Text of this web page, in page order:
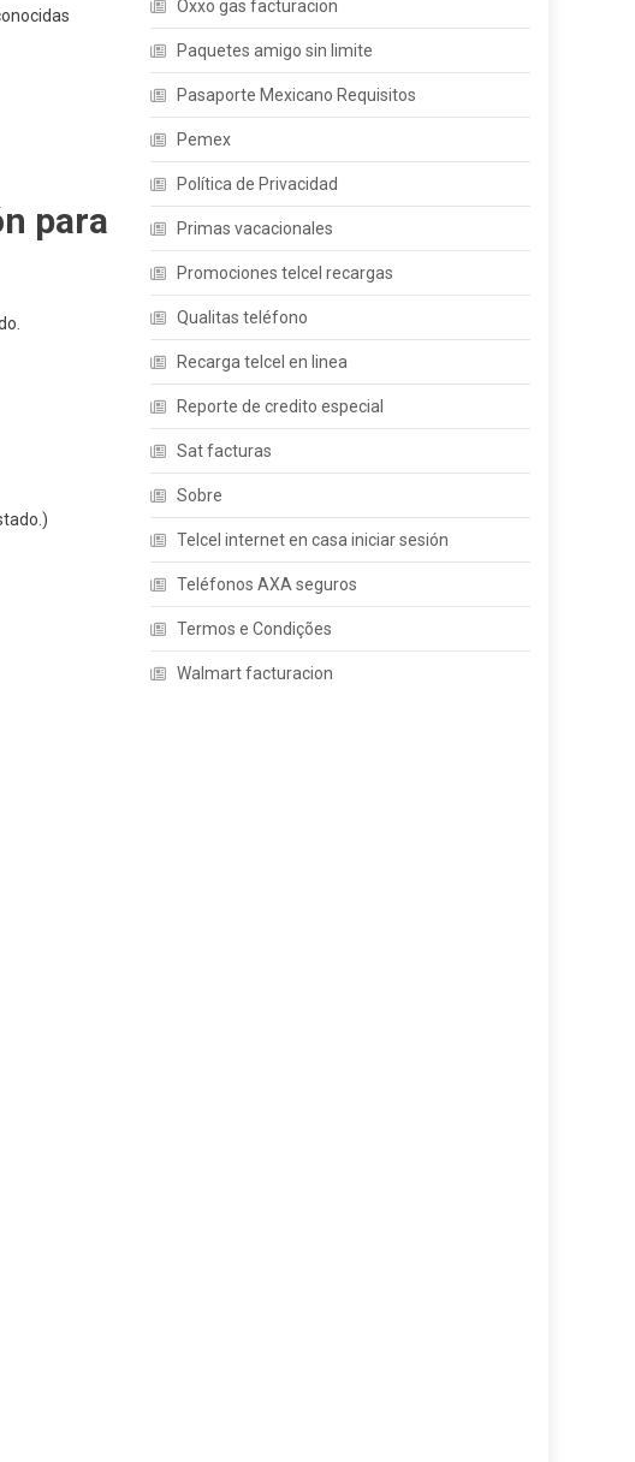
para
Oxxo gas facturacion
Paquetes amigo sin limite
Pasaporte Mexicano Requisitos
Pemex
Política de Privacidad
Primas vacacionales
Promociones telcel recargas
Qualitas teléfono
Recarga telcel en linea
Reporte de credito especial
Sat facturas
Sobre
Telcel internet en casa iniciar sesión
Teléfonos AXA seguros
Termos e Condições
Walmart facturacion